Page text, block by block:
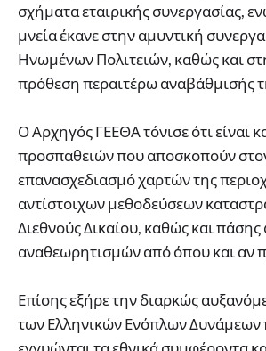
σχήματα εταιρικής συνεργασίας,
μνεία έκανε στην αμυντική
Ηνωμένων Πολιτειών, καθώς και
πρόθεση περαιτέρω αναβάθμισής
Ο Αρχηγός ΓΕΕΘΑ τόνισε ότι είναι
προσπαθειών που αποσκοπούν
επανασχεδιασμό χαρτών της
αντίστοιχων μεθοδεύσεων
Διεθνούς Δικαίου, καθώς και
αναθεωρητισμών από όπου και αν
Επίσης εξήρε την διαρκώς
των Ελληνικών Ενόπλων Δυνάμεων